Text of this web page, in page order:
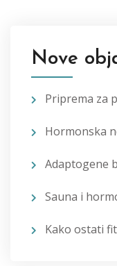
Nove
Priprema za
Hormonska
Adaptogene
Sauna i
Kako ostati